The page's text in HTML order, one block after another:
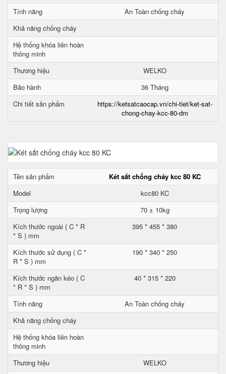
Tính năng
An Toàn chống cháy
Khả năng chống cháy
Hệ thống khóa liên hoàn
thông minh
Thương hiệu
WELKO
Bảo hành
36 Tháng
Chi tiết sản phẩm
https://ketsatcaocap.vn/chi-tiet/ket-sat-
chong-chay-kcc-80-dm
Tên sản phẩm
Két sắt chống cháy kcc 80 KC
Model
kcc80 KC
Trọng lượng
70 ± 10kg
Kích thước ngoài ( C * R
* S ) mm
395 * 455 * 380
Kích thước sử dụng ( C *
R * S ) mm
190 * 340 * 250
Kích thước ngăn kéo ( C
* R * S ) mm
40 * 315 * 220
Tính năng
An Toàn chống cháy
Khả năng chống cháy
Hệ thống khóa liên hoàn
thông minh
Thương hiệu
WELKO